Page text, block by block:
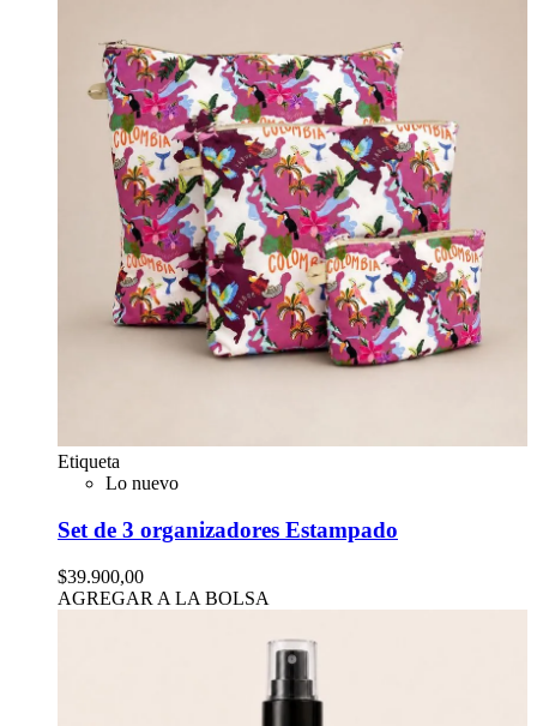
Etiqueta
Lo nuevo
Set de 3 organizadores Estampado
$39.900,00
AGREGAR A LA BOLSA